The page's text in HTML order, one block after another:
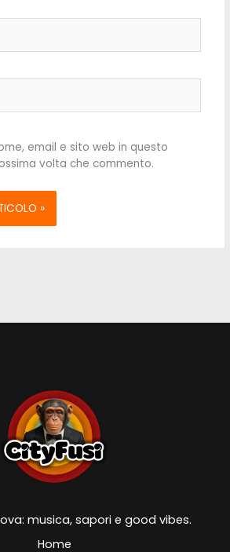
email e sito web in questo
volta che commento.
musica, sapori e good vibes.
Home